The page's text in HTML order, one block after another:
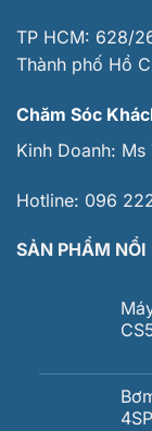
TP HCM: 628/
Thành phố Hồ
Chăm Sóc
Kinh Doanh: Ms
Hotline: 096
SẢN PHẨM NỔI